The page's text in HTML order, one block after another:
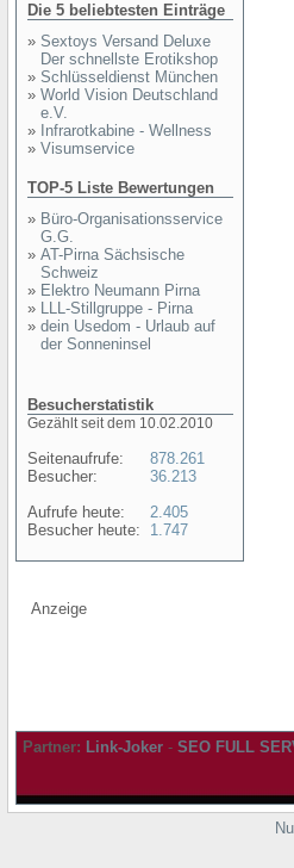
Die 5 beliebtesten Einträge
» Sextoys Versand Deluxe
Der schnellste Erotikshop
» Schlüsseldienst München
» World Vision Deutschland
e.V.
» Infrarotkabine - Wellness
» Visumservice
TOP-5 Liste Bewertungen
» Büro-Organisationsservice
G.G.
» AT-Pirna Sächsische
Schweiz
» Elektro Neumann Pirna
» LLL-Stillgruppe - Pirna
» dein Usedom - Urlaub auf
der Sonneninsel
Besucherstatistik
Gezählt seit dem 10.02.2010
Seitenaufrufe:
Besucher:
Aufrufe heute:
Besucher heute:
878.261
36.213
2.405
1.747
Anzeige
Partner: Link-Joker - SEO FULL